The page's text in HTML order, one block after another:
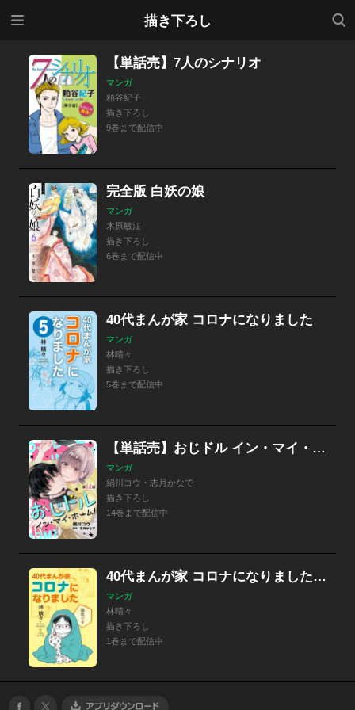
描き下ろし
検索
【単話売】7人のシナリオ
マンガ
粕谷紀子
描き下ろし
9巻まで配信中
完全版 白妖の娘
マンガ
木原敏江
描き下ろし
6巻まで配信中
40代まんが家 コロナになりました
マンガ
林晴々
描き下ろし
5巻まで配信中
【単話売】おじドル イン・マイ・ホーム！
マンガ
絹川コウ・志月かなで
描き下ろし
14巻まで配信中
40代まんが家 コロナになりました 単行本版
マンガ
林晴々
描き下ろし
1巻まで配信中